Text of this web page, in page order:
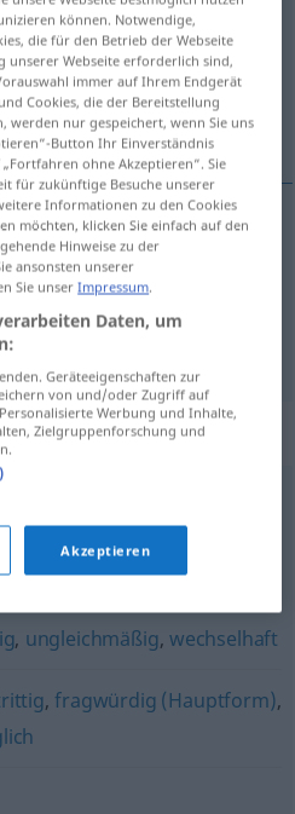
anklicken/antippen)
ungewiss
ungewiss unbestimmt
"ungewiss"
, ungleichmäßig, wechselhaft
,fragwürdig (Hauptform),
können. Notwendige,
die für den Betrieb der Webseite
unserer Webseite erforderlich sind,
immer auf Ihrem Endgerät
Cookies, die der Bereitstellung
werden nur gespeichert, wenn Sie uns
Button Ihr Einverständnis
ohne Akzeptieren“. Sie
für zukünftige Besuche unserer
Informationen zu den Cookies
möchten, klicken Sie einfach auf den
Hinweise zu der
ansonsten unserer
Sie unserImpressum
Daten, um
Geräteeigenschaften zur
von und/oder Zugriff auf
Werbung und Inhalte,
Zielgruppenforschung und
Akzeptieren